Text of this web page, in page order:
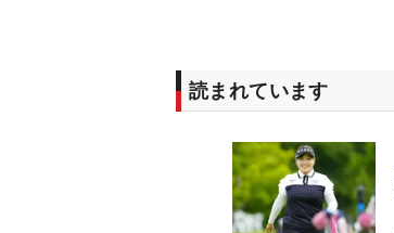
読まれています